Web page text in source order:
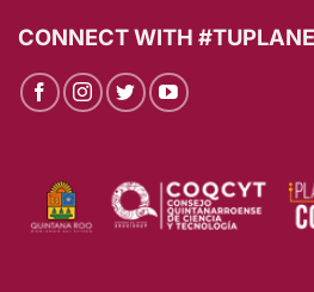
CONNECT WITH